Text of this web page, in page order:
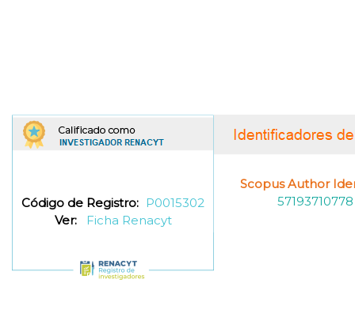
Código de Registro: P0015302
Ver:
Ficha Renacyt
Scopus Author
57193710778